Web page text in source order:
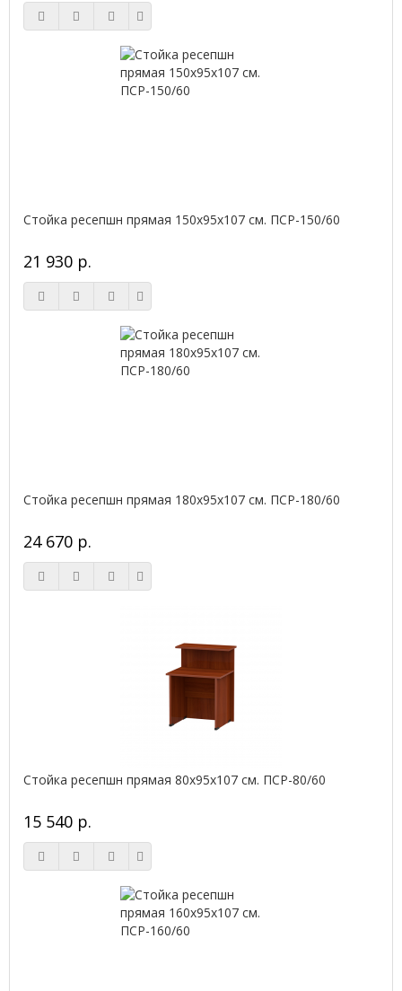
Стойка ресепшн прямая 150х95х107 см. ПСР-150/60
21 930 р.
Стойка ресепшн прямая 180х95х107 см. ПСР-180/60
24 670 р.
Стойка ресепшн прямая 80х95х107 см. ПСР-80/60
15 540 р.